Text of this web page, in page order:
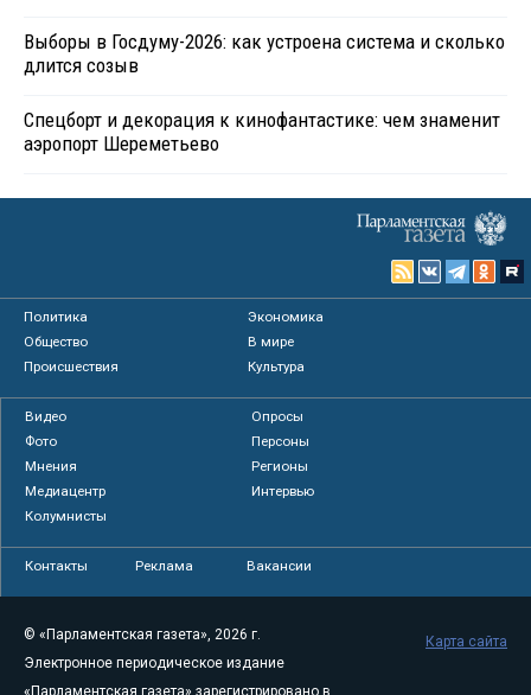
Выборы в Госдуму-2026: как устроена система и сколько
длится созыв
Спецборт и декорация к кинофантастике: чем знаменит
аэропорт Шереметьево
Политика
Экономика
Общество
В мире
Происшествия
Культура
Видео
Опросы
Фото
Персоны
Мнения
Регионы
Медиацентр
Интервью
Колумнисты
Контакты Реклама Вакансии
© «Парламентская газета», 2026 г.
Электронное периодическое издание
«Парламентская газета» зарегистрировано в
Карта сайта